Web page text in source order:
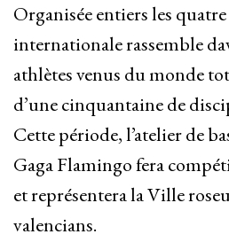
Organisée entiers les
internationale rassemble
athlètes venus du monde
d’une cinquantaine de
Cette période, l’atelier de
Gaga Flamingo fera
et représentera la Ville
valencians.